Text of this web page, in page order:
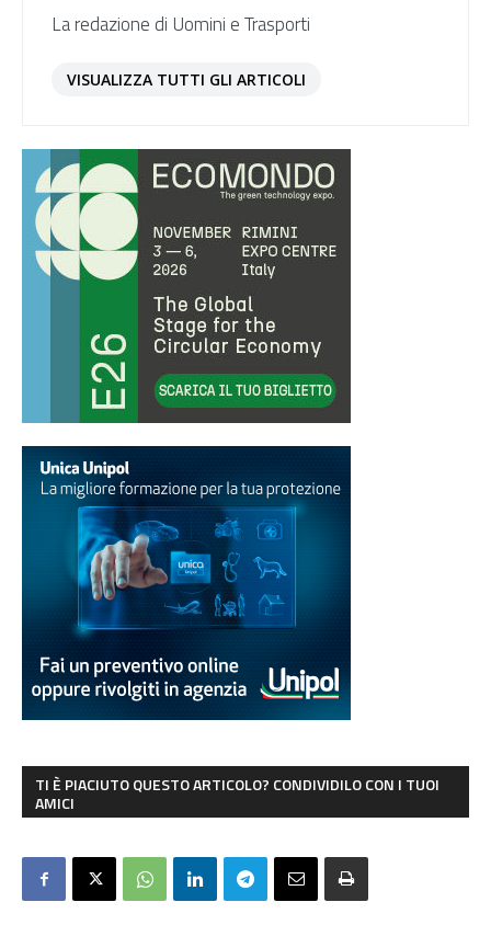
La redazione di Uomini e Trasporti
VISUALIZZA TUTTI GLI ARTICOLI
TI È PIACIUTO QUESTO ARTICOLO? CONDIVIDILO CON I TUOI
AMICI